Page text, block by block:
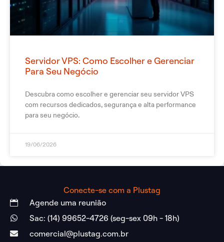
Servidor VPS: Como Escolher e Gerenciar
Para Seu Negócio
Descubra como escolher e gerenciar seu servidor VPS
com recursos dedicados, segurança e alta performance
para seu negócio.
19/06/2026
Conecte-se com a Plustag
Agende uma reunião
Sac: (14) 99652-4726 (seg-sex 09h - 18h)
comercial@plustag.com.br